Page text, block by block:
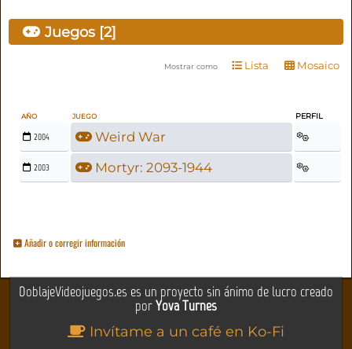
Juegos [2]
Mostrar como Lista Mosaico
AÑO JUEGO PERFIL
2004 Weird War
2003 Mortyr: 2093-1944
Añadir o corregir información
DoblajeVideojuegos.es es un proyecto sin ánimo de lucro creado
porYova Turnes
Invítame a un café en Ko-Fi